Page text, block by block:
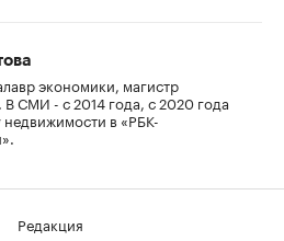
экономики, магистр
СМИ - с 2014 года, с 2020 года
недвижимости в «РБК-
Редакция